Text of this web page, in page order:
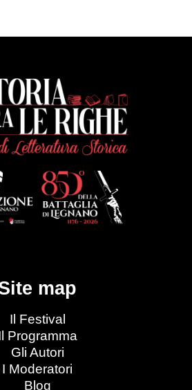
map
Il Festival
Programma
Gli Autori
I Moderatori
Blog